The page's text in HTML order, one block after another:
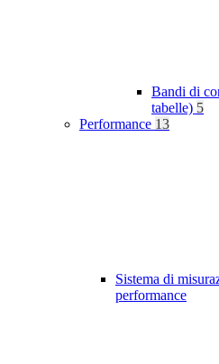
Bandi di
tabelle) 5
Performance 13
Sistema di
performance